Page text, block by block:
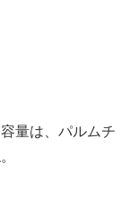
量は、パルムチ